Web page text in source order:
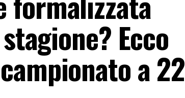
Ecco
a 22